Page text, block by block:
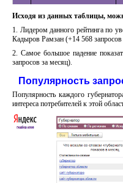
Исходя из данных таблицы,
1. Лидером данного рейтинга по
Кадыров Рамзан (+14 568 запросов
2. Самое большое падение
запросов за месяц).
Популярность
Популярность каждого
интереса потребителей к этой